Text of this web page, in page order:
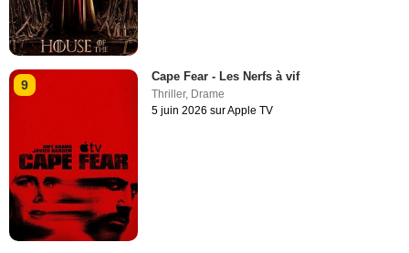
9
Cape Fear - Les Nerfs à vif
Thriller, Drame
5 juin 2026 sur Apple TV